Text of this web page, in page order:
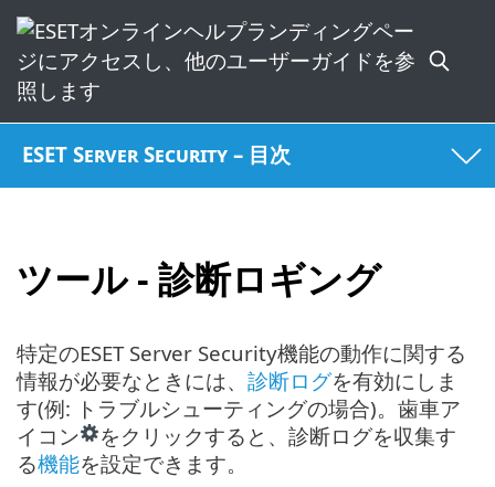
ESET Server Security – 目次
ツール - 診断ロギング
特定のESET Server Security機能の動作に関する
情報が必要なときには、 診断ログを有効にしま
す(例: トラブルシューティングの場合)。歯車ア
イコン
をクリックすると、診断ログを収集す
る機能を設定できます。